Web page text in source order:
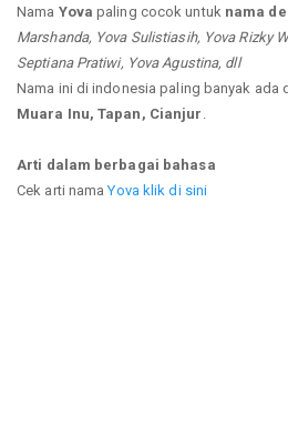
Nama Yova paling cocok untuk nama
Marshanda, Yova Sulistiasih, Yova Rizky
Septiana Pratiwi, Yova Agustina, dll
Nama ini di indonesia paling banyak ada
Muara Inu, Tapan, Cianjur
Arti dalam berbagai bahasa
Cek arti namaYova klik di sini